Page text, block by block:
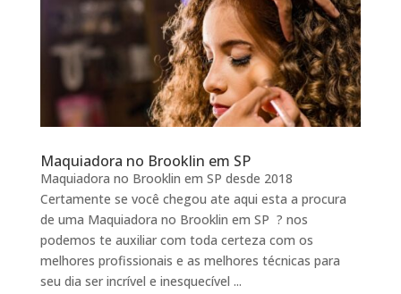
Maquiadora no Brooklin em SP
Maquiadora no Brooklin em SP desde 2018
Certamente se você chegou ate aqui esta a procura
de uma Maquiadora no Brooklin em SP ? nos
podemos te auxiliar com toda certeza com os
melhores profissionais e as melhores técnicas para
seu dia ser incrível e inesquecível ...